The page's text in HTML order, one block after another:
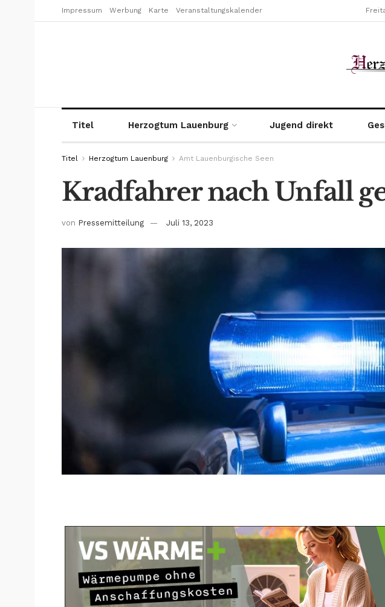
Impressum Werbung Karte Veranstaltungskalender
Titel Herzogtum Lauenburg Jugend direkt
Titel Herzogtum Lauenburg Amt Lauenburgische Seen
Kradfahrer nach Unfall
von Pressemitteilung Juli 13, 2023